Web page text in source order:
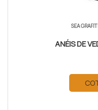
SEA
ANÉIS DE